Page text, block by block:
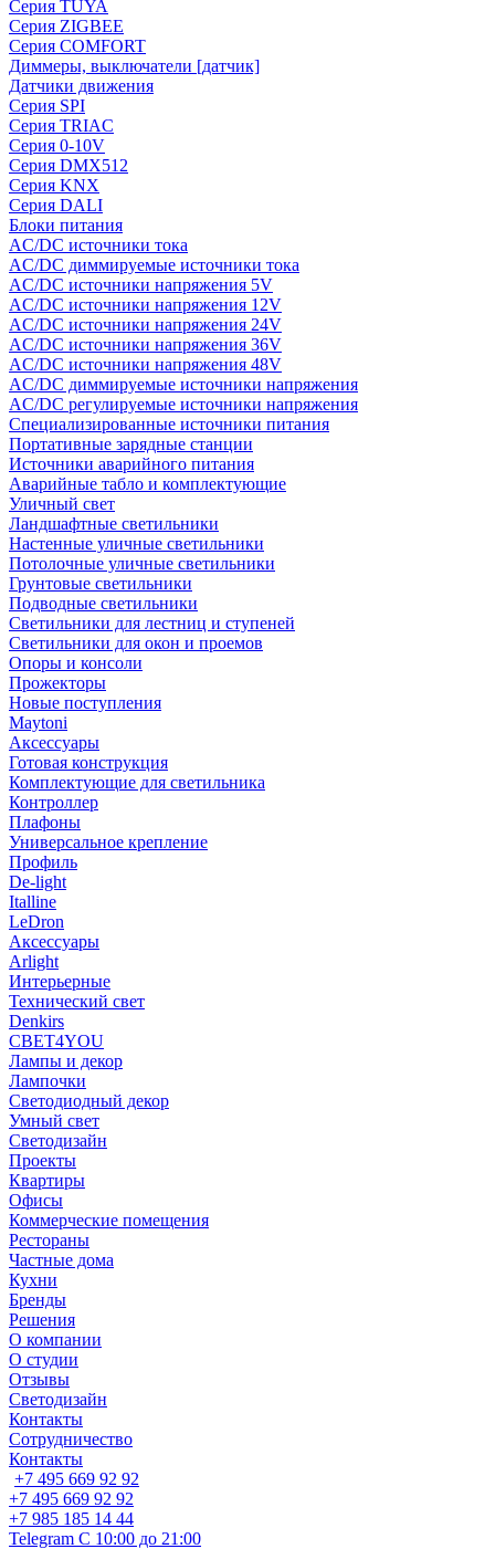
Серия TUYA
Серия ZIGBEE
Серия COMFORT
Диммеры, выключатели [датчик]
Датчики движения
Серия SPI
Серия TRIAC
Серия 0-10V
Серия DMX512
Серия KNX
Серия DALI
Блоки питания
AC/DC источники тока
AC/DC диммируемые источники тока
AC/DC источники напряжения 5V
AC/DC источники напряжения 12V
AC/DC источники напряжения 24V
AC/DC источники напряжения 36V
AC/DC источники напряжения 48V
AC/DC диммируемые источники напряжения
AC/DC регулируемые источники напряжения
Специализированные источники питания
Портативные зарядные станции
Источники аварийного питания
Аварийные табло и комплектующие
Уличный свет
Ландшафтные светильники
Настенные уличные светильники
Потолочные уличные светильники
Грунтовые светильники
Подводные светильники
Светильники для лестниц и ступеней
Светильники для окон и проемов
Опоры и консоли
Прожекторы
Новые поступления
Maytoni
Аксессуары
Готовая конструкция
Комплектующие для светильника
Контроллер
Плафоны
Универсальное крепление
Профиль
De-light
Italline
LeDron
Аксессуары
Arlight
Интерьерные
Технический свет
Denkirs
СВЕТ4YOU
Лампы и декор
Лампочки
Светодиодный декор
Умный свет
Светодизайн
Проекты
Квартиры
Офисы
Коммерческие помещения
Рестораны
Частные дома
Кухни
Бренды
Решения
О компании
О студии
Отзывы
Светодизайн
Контакты
Сотрудничество
Контакты
+7 495 669 92 92
+7 495 669 92 92
+7 985 185 14 44
Telegram С 10:00 до 21:00